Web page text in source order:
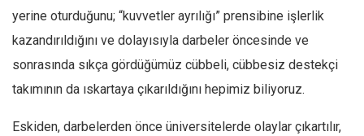
Abir E. Nahas
Amina S. Jenenkovic
Bağdagül Öz
Esra Elönü
» Yazar arşivi
yerine oturduğunu; “kuvvetler ayrılığı” prensibine işlerlik
kazandırıldığını ve dolayısıyla darbeler öncesinde ve
sonrasında sıkça gördüğümüz cübbeli, cübbesiz destekçi
takımının da ıskartaya çıkarıldığını hepimiz biliyoruz.
Eskiden, darbelerden önce üniversitelerde olaylar çıkartılır,